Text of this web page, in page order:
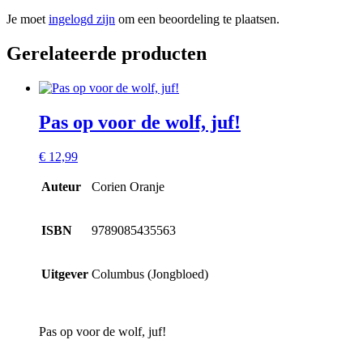
Je moet ingelogd zijn om een beoordeling te plaatsen.
Gerelateerde producten
Pas op voor de wolf, juf!
€ 12,99
Auteur Corien Oranje
ISBN 9789085435563
Uitgever Columbus (Jongbloed)
Pas op voor de wolf, juf!